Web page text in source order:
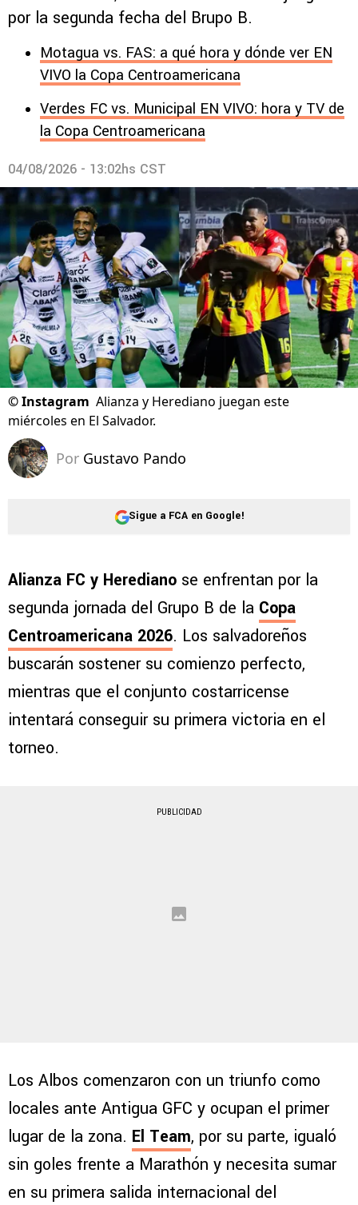
por la segunda fecha del Brupo B.
Motagua vs. FAS: a qué hora y dónde ver EN
VIVO la Copa Centroamericana
Verdes FC vs. Municipal EN VIVO: hora y TV de
la Copa Centroamericana
04/08/2026 - 13:02hs CST
©Instagram Alianza y Herediano juegan este
miércoles en El Salvador.
Por Gustavo Pando
Sigue a FCA en Google!
Alianza FC y Herediano se enfrentan por la
segunda jornada del Grupo B de la Copa
Centroamericana 2026. Los salvadoreños
buscarán sostener su comienzo perfecto,
mientras que el conjunto costarricense
intentará conseguir su primera victoria en el
torneo.
PUBLICIDAD
Los Albos comenzaron con un triunfo como
locales ante Antigua GFC y ocupan el primer
lugar de la zona. El Team, por su parte, igualó
sin goles frente a Marathón y necesita sumar
en su primera salida internacional del